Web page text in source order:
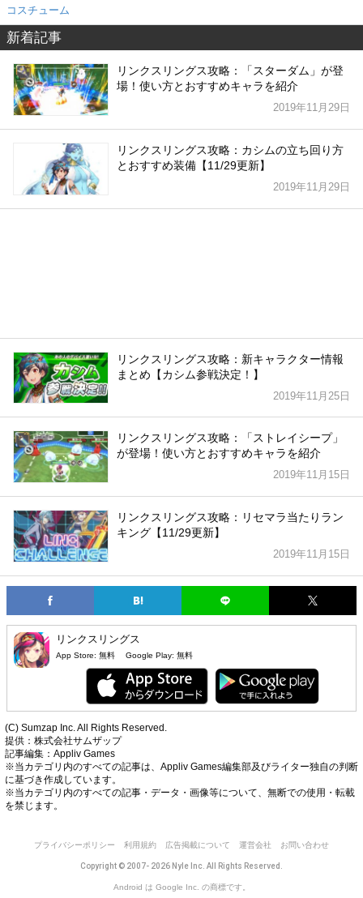
コスチューム
新着記事
リンクスリングス攻略：「スターダム」が登
場！使い方とおすすめキャラを紹介
2019年11月29日
リンクスリングス攻略：カシムの立ち回り方
とおすすめ装備【11/29更新】
2019年11月29日
リンクスリングス攻略：新キャラクター情報
まとめ【カシム参戦決定！】
2019年11月25日
リンクスリングス攻略：「ストレイシープ」
が登場！使い方とおすすめキャラを紹介
2019年11月15日
リンクスリングス攻略：リセマラ当たりラン
キング【11/29更新】
2019年11月15日
リンクスリングス
App Store: 無料 Google Play: 無料
(C) Sumzap Inc. All Rights Reserved.
提供：株式会社サムザップ
記事編集：Appliv Games
※当カテゴリ内のすべての記事は、Appliv Games編集部及びライター独自の判断
に基づき作成しています。
※当カテゴリ内のすべての記事・データ・画像等について、無断での使用・転載
を禁じます。
プライバシーポリシー 利用規約 広告掲載について 運営会社 お問い合わせ
Copyright © 2007- 2026 Nyle Inc. All Rights Reserved.
Android は Google Inc. の商標です。